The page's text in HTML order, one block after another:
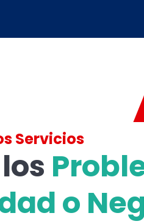
Servicios
o